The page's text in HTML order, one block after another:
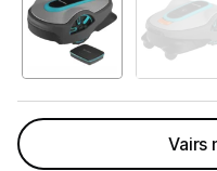
Video
GPS
Zāles pļāvēji
Vairs